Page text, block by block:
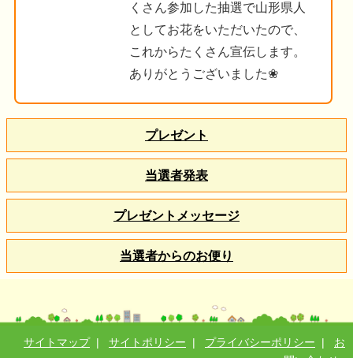
くさん参加した抽選で山形県人
としてお花をいただいたので、
これからたくさん宣伝します。
ありがとうございました❀
プレゼント
当選者発表
プレゼントメッセージ
当選者からのお便り
サイトマップ | サイトポリシー | プライバシーポリシー |
お